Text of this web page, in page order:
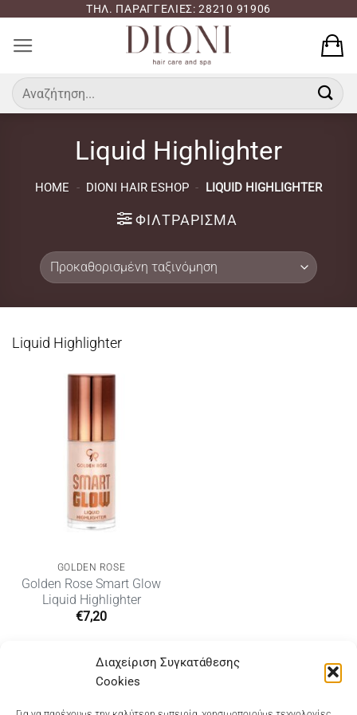
Διαχείριση Συγκατάθεσης
Cookies
περιεχόμενο
ΤΗΛ. ΠΑΡΑΓΓΕΛΙΕΣ: 28210 91906
Αναζήτηση
για:
Liquid Highlighter
HOME - DIONI HAIR ESHOP - LIQUID HIGHLIGHTER
ΦΙΛΤΡΆΡΙΣΜΑ
Liquid Highlighter
GOLDEN ROSE
Golden Rose Smart Glow
Liquid Highlighter
€7,20